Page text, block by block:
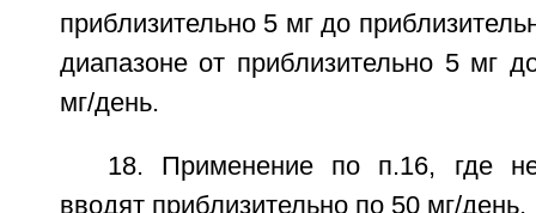
приблизительно 5 мг до
диапазоне от приблизительно 5 мг
мг/день.
18. Применение по п.16, где
вводят приблизительно по 50 мг/день.